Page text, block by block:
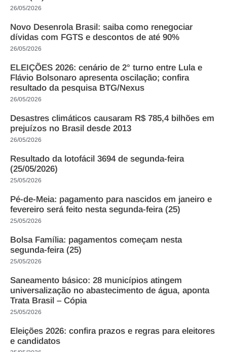
26/05/2026
Novo Desenrola Brasil: saiba como renegociar
dívidas com FGTS e descontos de até 90%
26/05/2026
ELEIÇÕES 2026: cenário de 2° turno entre Lula e
Flávio Bolsonaro apresenta oscilação; confira
resultado da pesquisa BTG/Nexus
26/05/2026
Desastres climáticos causaram R$ 785,4 bilhões em
prejuízos no Brasil desde 2013
26/05/2026
Resultado da lotofácil 3694 de segunda-feira
(25/05/2026)
25/05/2026
Pé-de-Meia: pagamento para nascidos em janeiro e
fevereiro será feito nesta segunda-feira (25)
25/05/2026
Bolsa Família: pagamentos começam nesta
segunda-feira (25)
25/05/2026
Saneamento básico: 28 municípios atingem
universalização no abastecimento de água, aponta
Trata Brasil – Cópia
25/05/2026
Eleições 2026: confira prazos e regras para eleitores
e candidatos